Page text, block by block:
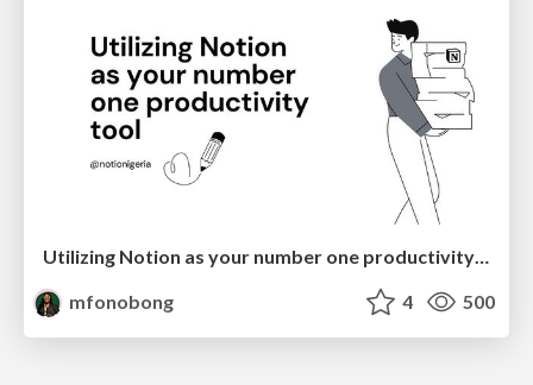
mfonobong
4 500